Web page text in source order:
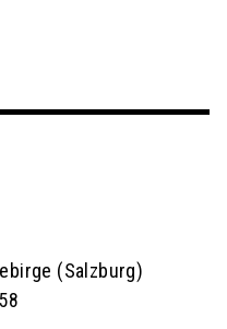
(Salzburg)